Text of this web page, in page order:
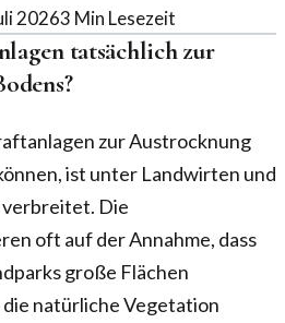
20263 Min Lesezeit
tatsächlich zur
zur Austrocknung
ist unter Landwirten und
Die
oft auf der Annahme, dass
große Flächen
natürliche Vegetation